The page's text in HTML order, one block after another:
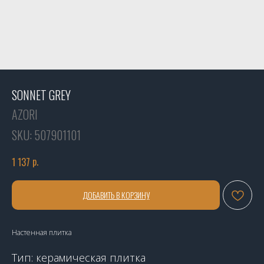
SONNET GREY
AZORI
SKU: 507901101
1 137 р.
ДОБАВИТЬ В КОРЗИНУ
Настенная плитка
Тип: керамическая плитка